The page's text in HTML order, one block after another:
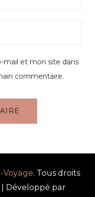
mail et mon site dans
commentaire.
Voyage. Tous droits
| Développé par